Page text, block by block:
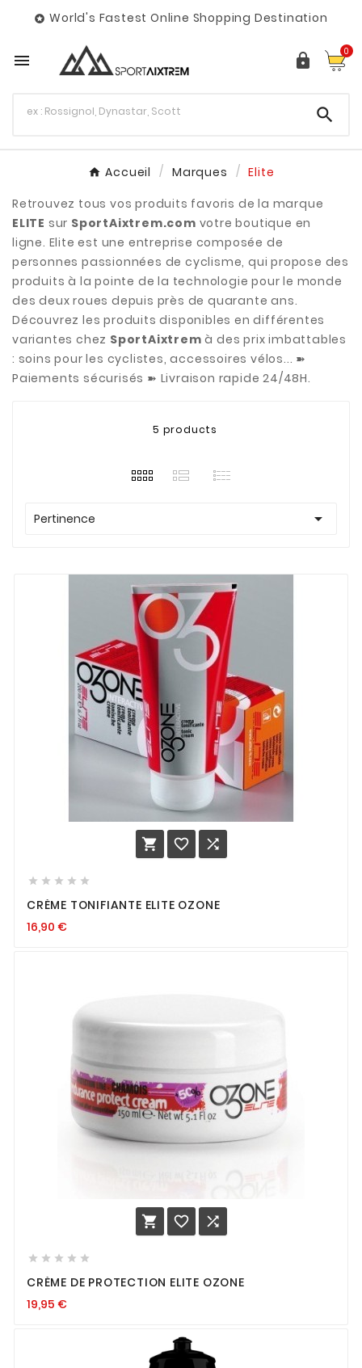
 World's Fastest Online Shopping Destination
  0

Accueil Marques
Elite
Retrouvez tous vos produits favoris de la marque
ELITE sur SportAixtrem.com votre boutique en
ligne. Elite est une entreprise composée de
personnes passionnées de cyclisme, qui propose des
produits à la pointe de la technologie pour le monde
des deux roues depuis près de quarante ans.
Découvrez les produits disponibles en différentes
variantes chez SportAixtrem à des prix imbattables
: soins pour les cyclistes, accessoires vélos... ➽
Paiements sécurisés ➽ Livraison rapide 24/48H.
5 products
Pertinence 
  
    
CRÈME TONIFIANTE ELITE OZONE
16,90 €
  
    
CRÈME DE PROTECTION ELITE OZONE
19,95 €